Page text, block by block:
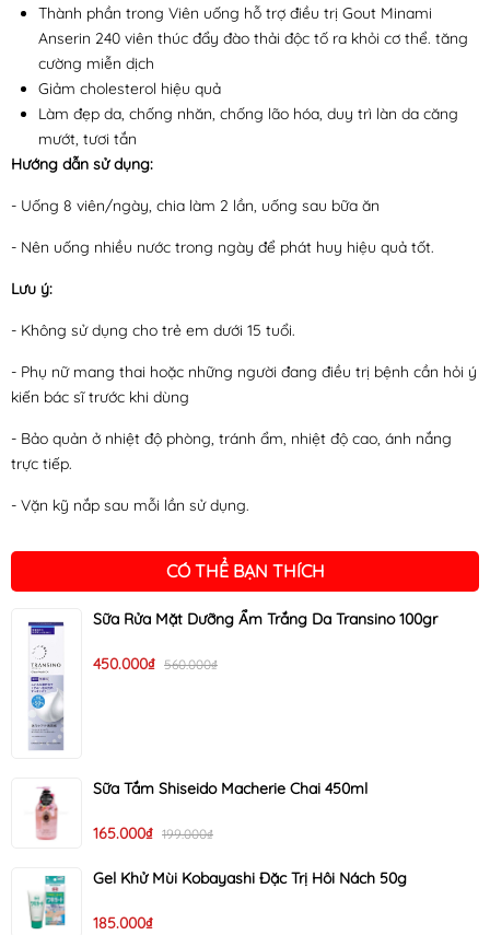
Thành phần trong Viên uống hỗ trợ điều trị Gout Minami
Anserin 240 viên thúc đẩy đào thải độc tố ra khỏi cơ thể. tăng
cường miễn dịch
Giảm cholesterol hiệu quả
Làm đẹp da, chống nhăn, chống lão hóa, duy trì làn da căng
mướt, tươi tắn
Hướng dẫn sử dụng:
- Uống 8 viên/ngày, chia làm 2 lần, uống sau bữa ăn
- Nên uống nhiều nước trong ngày để phát huy hiệu quả tốt.
Lưu ý:
- Không sử dụng cho trẻ em dưới 15 tuổi.
- Phụ nữ mang thai hoặc những người đang điều trị bệnh cần hỏi ý
kiến bác sĩ trước khi dùng
- Bảo quản ở nhiệt độ phòng, tránh ẩm, nhiệt độ cao, ánh nắng
trực tiếp.
- Vặn kỹ nắp sau mỗi lần sử dụng.
CÓ THỂ BẠN THÍCH
Sữa Rửa Mặt Dưỡng Ẩm Trắng Da Transino 100gr
450.000₫ 560.000₫
Sữa Tắm Shiseido Macherie Chai 450ml
165.000₫ 199.000₫
Gel Khử Mùi Kobayashi Đặc Trị Hôi Nách 50g
185.000₫